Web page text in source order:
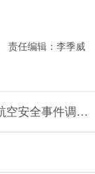
责任编辑： 李季威
空安全事件调查